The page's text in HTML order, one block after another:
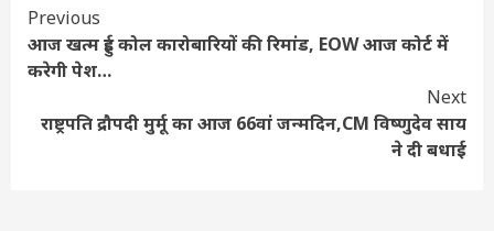
Continue
Reading
Previous
आज खत्म हुई कोल कारोबारियों की रिमांड, EOW आज कोर्ट में
करेगी पेश…
Next
राष्ट्रपति द्रौपदी मुर्मू का आज 66वां जन्मदिन,CM विष्णुदेव साय
ने दी बधाई